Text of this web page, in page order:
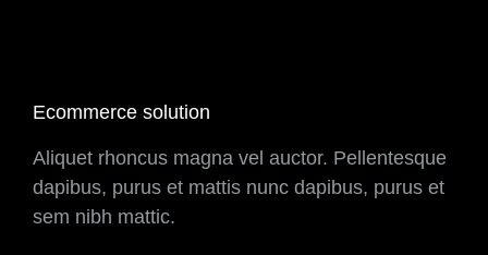
Ecommerce solution
Aliquet rhoncus magna vel auctor. Pellentesque
dapibus, purus et mattis nunc dapibus, purus et
sem nibh mattic.